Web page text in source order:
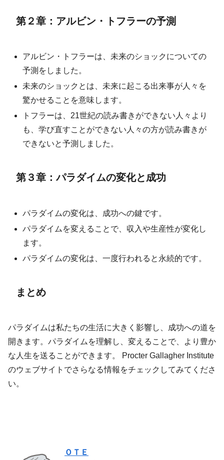
第２章：アルビン・トフラーの予測
アルビン・トフラーは、未来のショックについての
予測をしました。
未来のショックとは、未来に起こる出来事が人々を
驚かせることを意味します。
トフラーは、21世紀の読み書きができない人々より
も、学び直すことができない人々の方が読み書きが
できないと予測しました。
第３章：パラダイムの変化と成功
パラダイムの変化は、成功への鍵です。
パラダイムを変えることで、収入や生産性が変化し
ます。
パラダイムの変化は、一度行われると永続的です。
まとめ
パラダイムは私たちの生活に大きく影響し、成功への道を
開きます。パラダイムを理解し、変えることで、より豊か
な人生を送ることができます。 Procter Gallagher Institute
のウェブサイトでさらなる情報をチェックしてみてくださ
い。
ＯＴＥ